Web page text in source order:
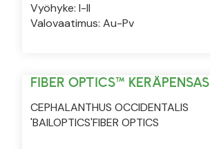
Vyöhyke: I-II
Valovaatimus: Au-Pv
FIBER OPTICS™ KERÄPENSAS
CEPHALANTHUS OCCIDENTALIS
'BAILOPTICS'FIBER OPTICS